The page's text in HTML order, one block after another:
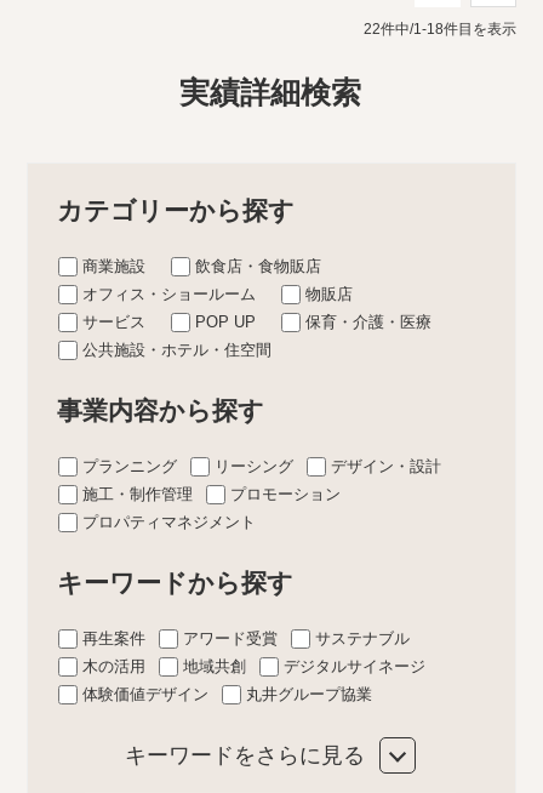
22件中/1-18件目を表示
実績詳細検索
カテゴリーから探す
商業施設
飲食店・食物販店
オフィス・ショールーム
物販店
サービス
POP UP
保育・介護・医療
公共施設・ホテル・住空間
事業内容から探す
プランニング リーシング
デザイン・設計
施工・制作管理
プロモーション
プロパティマネジメント
キーワードから探す
再生案件 アワード受賞
サステナブル
木の活用
地域共創
デジタルサイネージ
体験価値デザイン
丸井グループ協業
キーワードをさらに見る